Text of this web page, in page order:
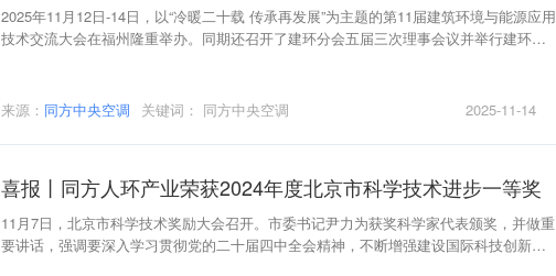
2025年11月12日-14日，以“冷暖二十载 传承再发展”为主题的第11届建筑环境与能源应用
技术交流大会在福州隆重举办。同期还召开了建环分会五届三次理事会议并举行建环分
来源： 同方中央空调 关键词： 同方中央空调 2025-11-14
喜报丨同方人环产业荣获2024年度北京市科学技术进步一等奖
11月7日，北京市科学技术奖励大会召开。市委书记尹力为获奖科学家代表颁奖，并做重
要讲话，强调要深入学习贯彻党的二十届四中全会精神，不断增强建设国际科技创新中